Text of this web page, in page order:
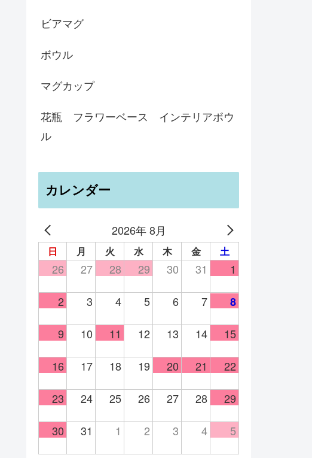
ビアマグ
ボウル
マグカップ
花瓶 フラワーベース インテリアボウ
ル
カレンダー
2026年 8月
日 月 火 水 木 金 土
26 27 28 29 30 31 1
2 3 4 5 6 7 8
9 10 11 12 13 14 15
16 17 18 19 20 21 22
23 24 25 26 27 28 29
30 31 1 2 3 4 5